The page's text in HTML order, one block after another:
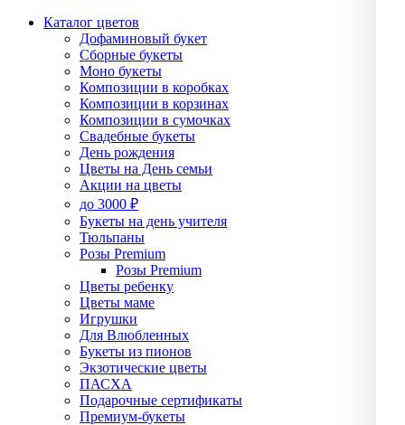
Каталог цветов
Дофаминовый букет
Сборные букеты
Моно букеты
Композиции в коробках
Композиции в корзинах
Композиции в сумочках
Свадебные букеты
День рождения
Цветы на День семьи
Акции на цветы
до 3000 ₽
Букеты на день учителя
Тюльпаны
Розы Premium
Розы Premium
Цветы ребенку
Цветы маме
Игрушки
Для Влюбленных
Букеты из пионов
Экзотические цветы
ПАСХА
Подарочные сертификаты
Премиум-букеты